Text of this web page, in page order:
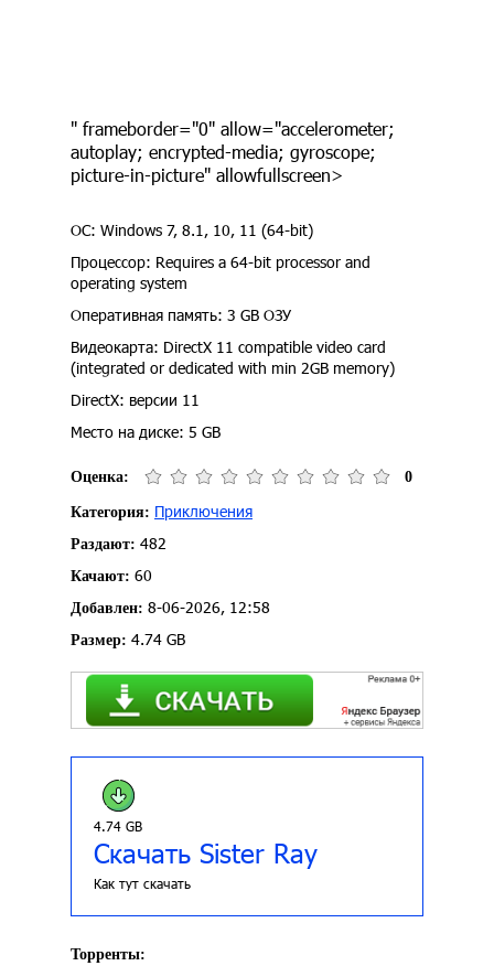
" frameborder="0" allow="accelerometer;
autoplay; encrypted-media; gyroscope;
picture-in-picture" allowfullscreen>
ОС: Windows 7, 8.1, 10, 11 (64-bit)
Процессор: Requires a 64-bit processor and
operating system
Оперативная память: 3 GB ОЗУ
Видеокарта: DirectX 11 compatible video card
(integrated or dedicated with min 2GB memory)
DirectX: версии 11
Место на диске: 5 GB
Оценка: 0
Категория: Приключения
Раздают: 482
Качают: 60
Добавлен: 8-06-2026, 12:58
Размер: 4.74 GB
4.74 GB
Скачать Sister Ray
Как тут скачать
Торренты: